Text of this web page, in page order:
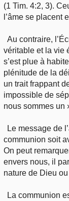
(1 Tim. 4:2, 3).
l’âme se placent
Au contraire,
véritable et la vie
s’est plue à
plénitude de la
un trait frappant
impossible de
nous sommes un
Le message de
communion soit
On peut
envers nous, il
nature de Dieu
La communion